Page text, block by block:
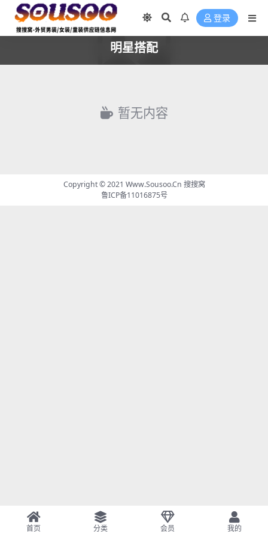
登录
明星搭配
暂无内容
Copyright © 2021 Www.Sousoo.Cn 搜搜窝
鲁ICP备11016875号
首页 分类 会员 我的